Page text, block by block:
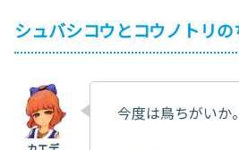
シュバシコウとコウノトリ
今度は鳥ちがいか。